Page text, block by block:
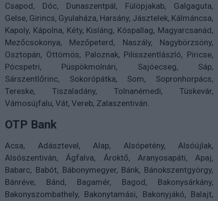
Csapod, Dóc, Dunaszentpál, Fülöpjakab, Galgaguta,
Gelse, Girincs, Gyulaháza, Harsány, Jásztelek, Kálmáncsa,
Kapoly, Kápolna, Kéty, Kisláng, Kóspallag, Magyarcsanád,
Mezőcsokonya, Mezőpeterd, Naszály, Nagybörzsöny,
Osztopán, Öttömös, Paloznak, Pilisszentlászló, Piricse,
Pócspetri, Püspökmolnári, Sajóecseg, Sáp,
Sárszentlőrinc, Sokorópátka, Som, Sopronhorpács,
Tereske, Tiszaladány, Tolnanémedi, Tüskevár,
Vámosújfalu, Vát, Vereb, Zalaszentiván.
OTP Bank
Acsa, Adásztevel, Alap, Alsópetény, Alsóújlak,
Alsószentiván, Ágfalva, Ároktő, Aranyosapáti, Apaj,
Babarc, Babót, Bábonymegyer, Bánk, Bánokszentgyörgy,
Bánréve, Bánd, Bagamér, Bagod, Bakonysárkány,
Bakonyszombathely, Bakonytamási, Bakonyjákó, Balajt,